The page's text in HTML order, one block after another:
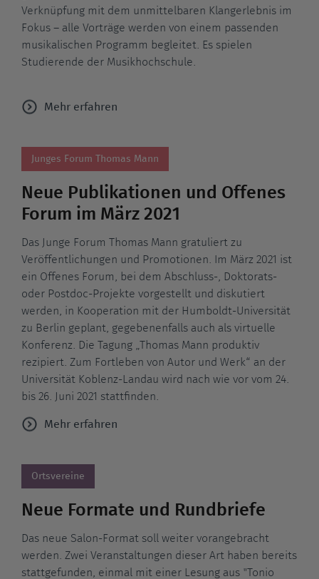
Verknüpfung mit dem unmittelbaren Klangerlebnis im
Fokus – alle Vorträge werden von einem passenden
musikalischen Programm begleitet. Es spielen
Studierende der Musikhochschule.
Mehr erfahren
Junges Forum Thomas Mann
Neue Publikationen und Offenes
Forum im März 2021
Das Junge Forum Thomas Mann gratuliert zu
Veröffentlichungen und Promotionen. Im März 2021 ist
ein Offenes Forum, bei dem Abschluss-, Doktorats-
oder Postdoc-Projekte vorgestellt und diskutiert
werden, in Kooperation mit der Humboldt-Universität
zu Berlin geplant, gegebenenfalls auch als virtuelle
Konferenz. Die Tagung „Thomas Mann produktiv
rezipiert. Zum Fortleben von Autor und Werk“ an der
Universität Koblenz-Landau wird nach wie vor vom 24.
bis 26. Juni 2021 stattfinden.
Mehr erfahren
Ortsvereine
Neue Formate und Rundbriefe
Das neue Salon-Format soll weiter vorangebracht
werden. Zwei Veranstaltungen dieser Art haben bereits
stattgefunden, einmal mit einer Lesung aus "Tonio